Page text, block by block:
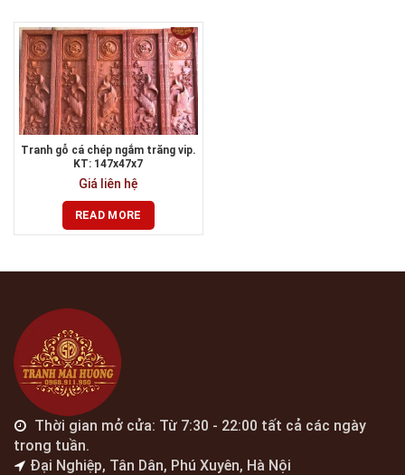
Tranh gỗ cá chép ngắm trăng vip.
KT: 147x47x7
Giá liên hệ
READ MORE
Thời gian mở cửa: Từ 7:30 - 22:00 tất cả các ngày
trong tuần.
Đại Nghiệp, Tân Dân, Phú Xuyên, Hà Nội